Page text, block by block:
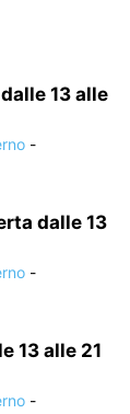
13 alle
-
dalle 13
-
13 alle 21
-